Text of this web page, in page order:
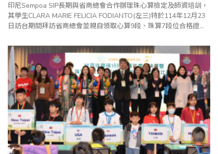
印尼Sempoa SIP長期與省商總會合作辦理珠心算檢定及師資培訓，
其學生CLARA MARIE FELICIA FODIANTO(左三)特於114年12月23
日訪台期間拜訪省商總會並親自領取心算9段、珠算7段位合格證